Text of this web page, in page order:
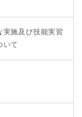
実施及び技能実習
いて